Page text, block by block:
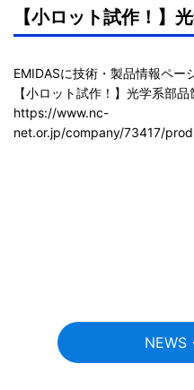
【小ロット試作！】
EMIDASに技術・製品情報ペー
https://www.nc-
net.or.jp/company/73417/
NEWS